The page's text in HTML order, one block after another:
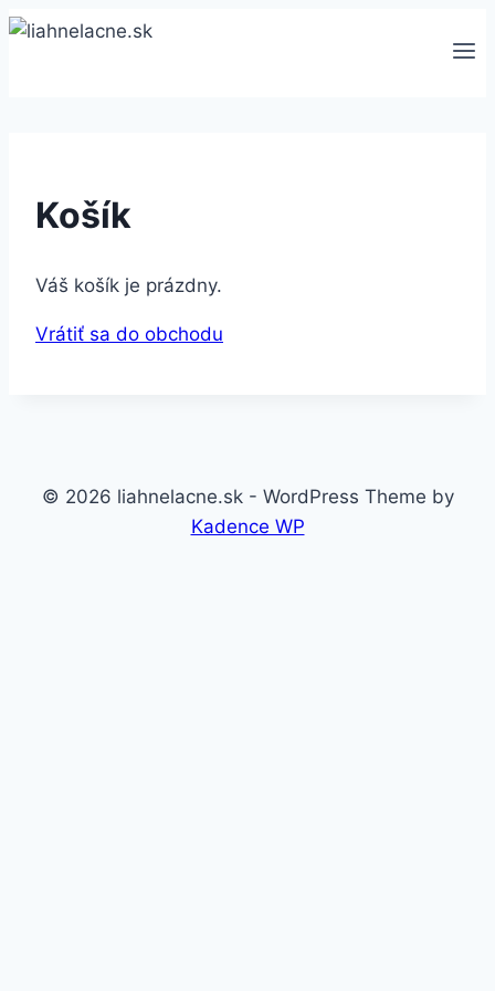
Skip
Košík
Váš košík je prázdny.
Vrátiť sa do obchodu
© 2026 liahnelacne.sk - WordPress Theme by
Kadence WP